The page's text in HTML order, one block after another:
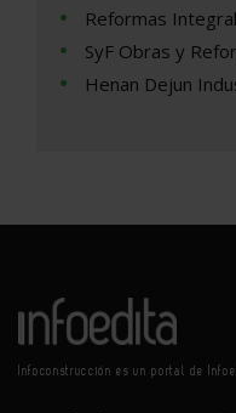
Reformas
SyF Obras y
Henan Dejun
Infoconstrucción es un portal de